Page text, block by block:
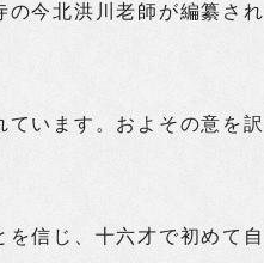
の今北洪川老師が編纂され
います。およその意を訳
を信じ、十六才で初めて自